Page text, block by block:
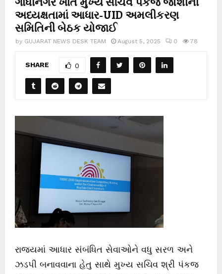
અધ્યક્ષતામાં આધાર-UID અમલીકરણ
સમિતિની બેઠક યોજાઈ
by GUJARAT NEWS DESK TEAM August 5, 2025 0 78
SHARE 0
રાજ્યમાં આધાર સંબંધિત સેવાઓને વધુ સરળ અને
ઝડપી બનાવવાના હેતુ સાથે મુખ્ય સચિવ શ્રી પંકજ